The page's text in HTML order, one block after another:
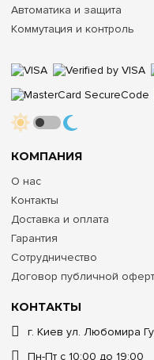
КОНТАКТЫ
г. Киев ул. Любомира
Пн-Пт с 10:00 до 19:00
КОМПАНИЯ
О нас
Контакты
Доставка и оплата
Гарантия
Сотрудничество
Договор публичной
Автоматика и защита
Коммутация и контроль